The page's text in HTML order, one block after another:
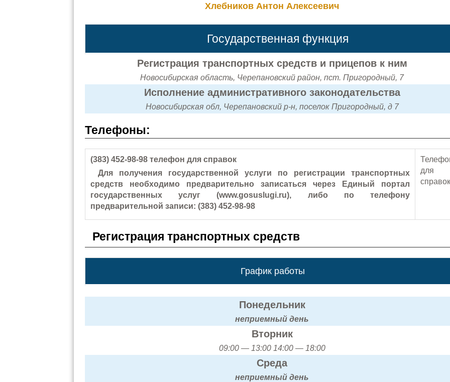
Хлебников Антон Алексеевич
Государственная функция
Регистрация транспортных средств и прицепов к ним
Новосибирская область, Черепановский район, пст. Пригородный, 7
Исполнение административного законодательства
Новосибирская обл, Черепановский р-н, поселок Пригородный, д 7
Телефоны:
(383) 452-98-98 телефон для справок
Для получения государственной услуги по регистрации транспортных
средств необходимо предварительно записаться через Единый портал
государственных услуг (www.gosuslugi.ru), либо по телефону
предварительной записи: (383) 452-98-98
для
справок
Регистрация транспортных средств
График работы
Понедельник
неприемный день
Вторник
09:00 — 13:00 14:00 — 18:00
Среда
неприемный день